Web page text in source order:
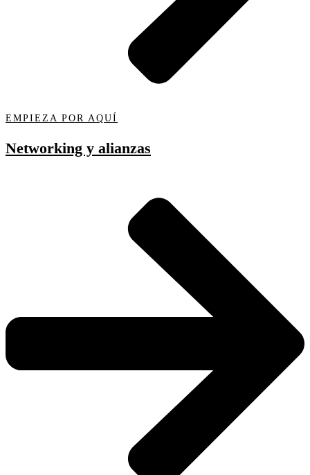
EMPIEZA POR AQUÍ
Networking y alianzas